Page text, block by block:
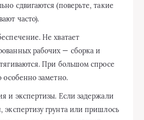
сдвигаются (поверьте, такие
часто).
Не хватает
рабочих — сборка и
При большом спросе
особенно заметно.
и экспертизы. Если задержали
экспертизу грунта или пришлось